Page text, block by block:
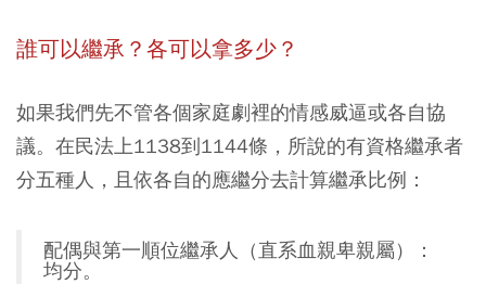
誰可以繼承？各可以拿多少？
如果我們先不管各個家庭劇裡的情感威逼或各自協
議。在民法上1138到1144條，所說的有資格繼承者
分五種人，且依各自的應繼分去計算繼承比例：
配偶與第一順位繼承人（直系血親卑親屬）：
均分。